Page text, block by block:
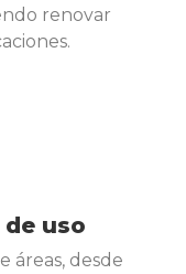
renovar
uso
áreas, desde